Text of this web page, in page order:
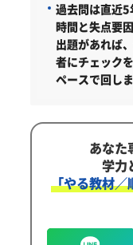
過去問は直近
時間と失点要
出題があれば
者にチェック
ペースで回しま
あなた
学力
「やる教材／